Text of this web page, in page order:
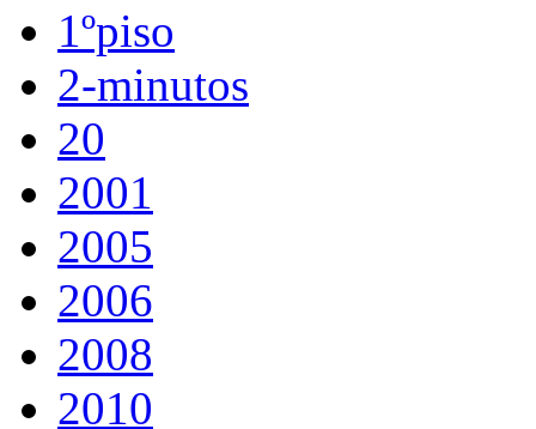
1ºpiso
2-minutos
20
2001
2005
2006
2008
2010